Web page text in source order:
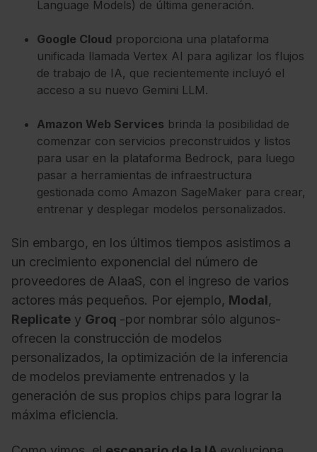
Language Models) de última generación.
Google Cloud proporciona una plataforma
unificada llamada Vertex AI para agilizar los flujos
de trabajo de IA, que recientemente incluyó el
acceso a su nuevo Gemini LLM.
Amazon Web Services brinda la posibilidad de
comenzar con servicios preconstruidos y listos
para usar en la plataforma Bedrock, para luego
pasar a herramientas de infraestructura
gestionada como Amazon SageMaker para crear,
entrenar y desplegar modelos personalizados.
Sin embargo, en los últimos tiempos asistimos a
un crecimiento exponencial del número de
proveedores de AIaaS, con el ingreso de varios
actores más pequeños. Por ejemplo, Modal,
Replicate y Groq -por nombrar sólo algunos-
ofrecen la construcción de modelos
personalizados, la optimización de la inferencia
de modelos previamente entrenados y la
generación de sus propios chips para lograr la
máxima eficiencia.